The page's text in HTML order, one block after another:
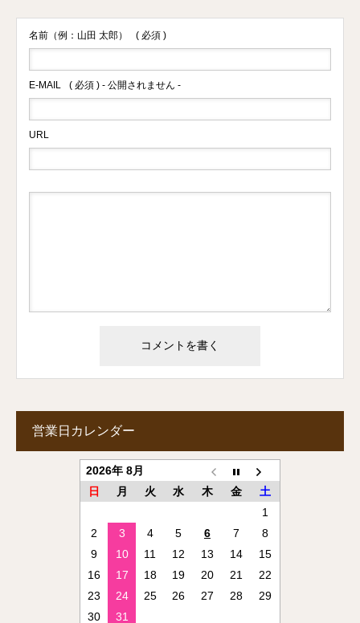
名前（例：山田 太郎） ( 必須 )
E-MAIL ( 必須 ) - 公開されません -
URL
営業日カレンダー
2026年 8月
日
月 火 水 木 金
土
1
2
3 4 5 6 7
8
9
10 11 12 13 14
15
16
17 18 19 20 21
22
23
24 25 26 27 28
29
30
31